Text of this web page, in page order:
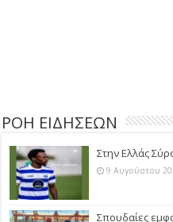
ΡΟΗ ΕΙΔΗΣΕΩΝ
Στην Ελλάς
9 Αυγούστου
Σπουδαίες